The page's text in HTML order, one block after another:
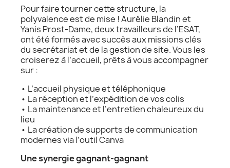
Pour faire tourner cette structure, la
polyvalence est de mise ! Aurélie Blandin et
Yanis Prost-Dame, deux travailleurs de l’ESAT,
ont été formés avec succès aux missions clés
du secrétariat et de la gestion de site. Vous les
croiserez à l’accueil, prêts à vous accompagner
sur :
• L’accueil physique et téléphonique
• La réception et l’expédition de vos colis
• La maintenance et l’entretien chaleureux du
lieu
• La création de supports de communication
modernes via l’outil Canva
Une synergie gagnant-gagnant